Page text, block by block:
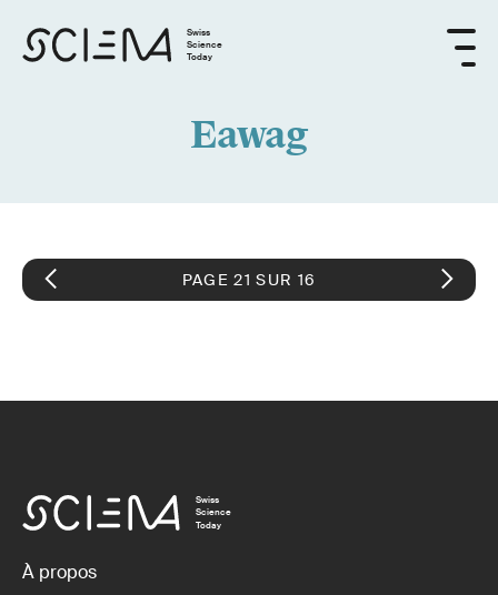
Swiss
Science
Today
Eawag
PAGE 21 SUR 16
Swiss
Science
Today
À propos